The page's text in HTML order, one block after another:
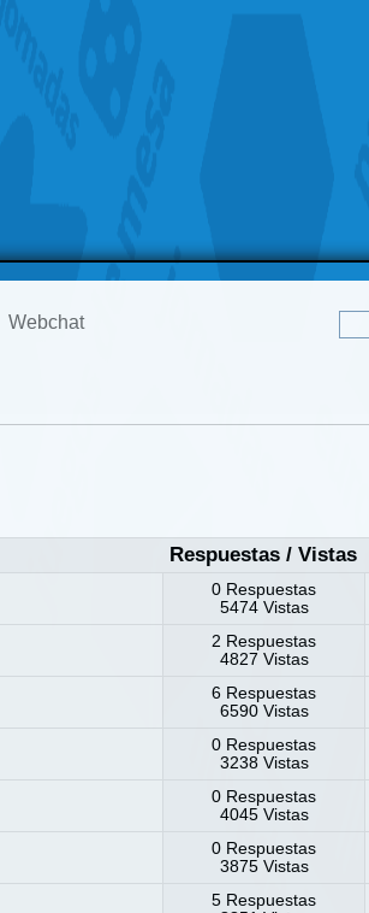
Webchat
Respuestas /Vistas
0 Respuestas
5474 Vistas
2 Respuestas
4827 Vistas
6 Respuestas
6590 Vistas
0 Respuestas
3238 Vistas
0 Respuestas
4045 Vistas
0 Respuestas
3875 Vistas
5 Respuestas